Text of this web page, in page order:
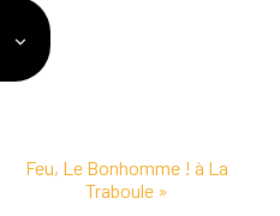
Feu, Le Bonhomme ! à La
Traboule »